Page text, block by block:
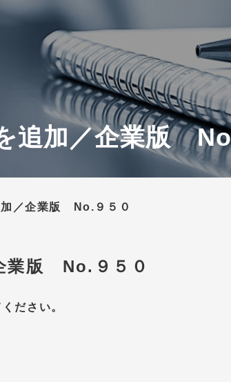
追加／企業版
／企業版 No.９５０
業版 No.９５０
ださい。